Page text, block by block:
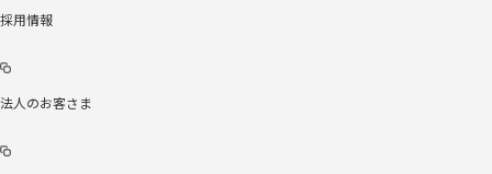
採用情報
法人のお客さま